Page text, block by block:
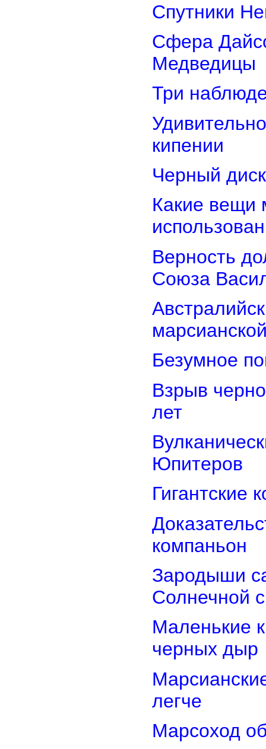
Спутники
Сфера
Медведицы
Три
кипении
Черный
Какие вещи
Верность
Союза
Безумное
Взрыв
лет
Юпитеров
Гигантские
компаньон
Зародыши
Солнечной
Маленькие
черных дыр
легче
Марсоход